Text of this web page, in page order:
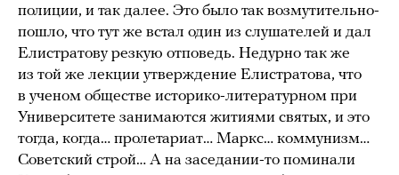
полиции, и так далее. Это было так возмутительно-
пошло, что тут же встал один из слушателей и дал
Елистратову резкую отповедь. Недурно так же
из той же лекции утверждение Елистратова, что
в ученом обществе историко-литературном при
Университете занимаются житиями святых, и это
тогда, когда… пролетариат… Маркс… коммунизм…
Советский строй… А на заседании-то поминали